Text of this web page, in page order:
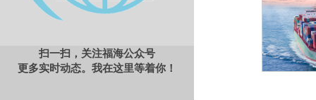
扫一扫，关注福海公众号
更多实时动态。我在这里等着你！